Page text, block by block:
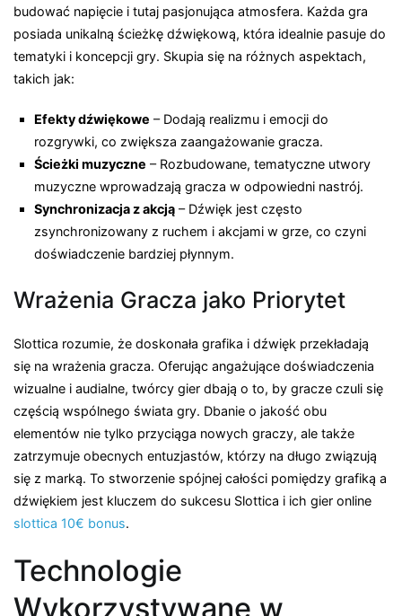
budować napięcie i tutaj pasjonująca atmosfera. Każda gra
posiada unikalną ścieżkę dźwiękową, która idealnie pasuje do
tematyki i koncepcji gry. Skupia się na różnych aspektach,
takich jak:
Efekty dźwiękowe – Dodają realizmu i emocji do
rozgrywki, co zwiększa zaangażowanie gracza.
Ścieżki muzyczne – Rozbudowane, tematyczne utwory
muzyczne wprowadzają gracza w odpowiedni nastrój.
Synchronizacja z akcją – Dźwięk jest często
zsynchronizowany z ruchem i akcjami w grze, co czyni
doświadczenie bardziej płynnym.
Wrażenia Gracza jako Priorytet
Slottica rozumie, że doskonała grafika i dźwięk przekładają
się na wrażenia gracza. Oferując angażujące doświadczenia
wizualne i audialne, twórcy gier dbają o to, by gracze czuli się
częścią wspólnego świata gry. Dbanie o jakość obu
elementów nie tylko przyciąga nowych graczy, ale także
zatrzymuje obecnych entuzjastów, którzy na długo związują
się z marką. To stworzenie spójnej całości pomiędzy grafiką a
dźwiękiem jest kluczem do sukcesu Slottica i ich gier online
slottica 10€ bonus.
Technologie
Wykorzystywane w